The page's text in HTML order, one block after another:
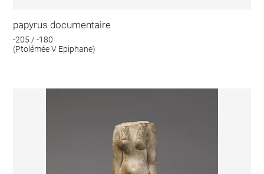
papyrus documentaire
-205 / -180
(Ptolémée V Epiphane)